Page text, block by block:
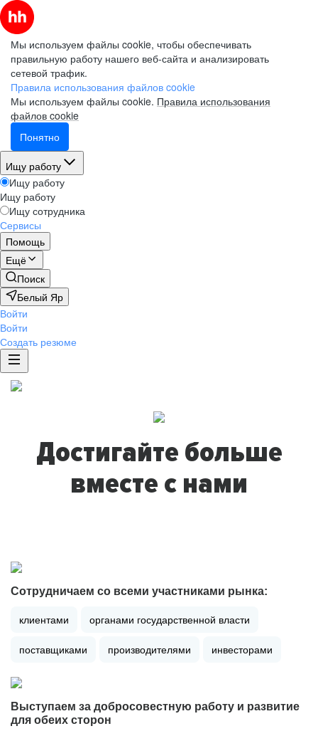
Мы используем файлы cookie, чтобы обеспечивать
правильную работу нашего веб-сайта и анализировать
сетевой трафик.
Правила использования файлов cookie
Мы используем файлы cookie. Правила использования
файлов cookie
Понятно
Ищу работу
Ищу работу
Ищу работу
Ищу сотрудника
Сервисы
Помощь
Ещё
Поиск
Белый Яр
Войти
Войти
Создать резюме
Достигайте больше
вместе с нами
Сотрудничаем со всеми участниками рынка:
клиентами органами государственной власти
поставщиками производителями инвесторами
Выступаем за добросовестную работу и развитие
для обеих сторон